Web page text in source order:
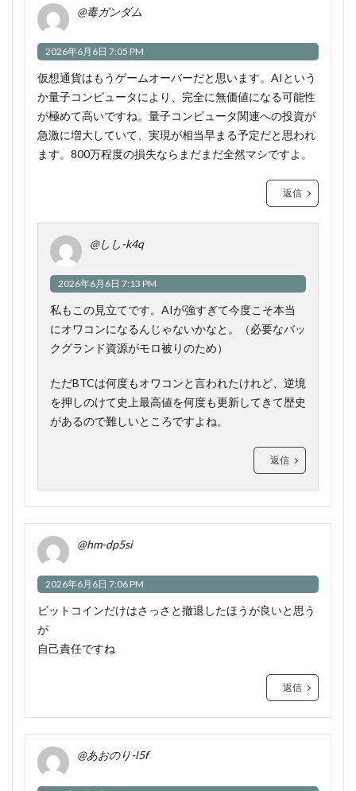
@毒ガンダム
2026年6月6日 7:05 PM
仮想通貨はもうゲームオーバーだと思います。AIという
か量子コンピュータにより、完全に無価値になる可能性
が極めて高いですね。量子コンピュータ関連への投資が
急激に増大していて、実現が相当早まる予定だと思われ
ます。800万程度の損失ならまだまだ全然マシですよ。
返信
@しし-k4q
2026年6月6日 7:13 PM
私もこの見立てです。AIが強すぎて今度こそ本当
にオワコンになるんじゃないかなと。（必要なバッ
クグランド資源がモロ被りのため）
ただBTCは何度もオワコンと言われたけれど、逆境
を押しのけて史上最高値を何度も更新してきて歴史
があるので難しいところですよね。
返信
@hm-dp5si
2026年6月6日 7:06 PM
ビットコインだけはさっさと撤退したほうが良いと思う
が
自己責任ですね
返信
@あおのり-l5f